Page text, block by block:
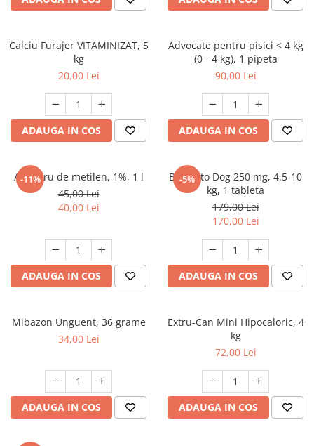
FRESH FARM
MY LOVE
RECOMPENSE
ACCESORII
DIETE VETERINARE
IGIENA SI COSMETICA
IGIENA OCHI SI URECHI
SAMPOANE
AFECTIUNI AURICULARE
AFECTIUNI DERMATOLOGICE
AFECTIUNI DIGESTIVE
AFECTIUNI OCULARE
AFECTIUNI URINARE
LAPTE PRAF
FARMINA
FRESH FARM
ACCESORII
DIETE VETERINARE
IGIENA SI COSMETICA
ASTERNUT SI LITIERE
IGIENA OCHI SI URECHI
SAMPOANE
RECOMPENSE
SUPLIMENTE
AFECTIUNI AURICULARE
AFECTIUNI DERMATOLOGICE
AFECTIUNI HEPATICE
AFECTIUNI OCULARE
IMUNITATE
Calciu Furajer VITAMINIZAT, 5
kg
20,00 Lei
ADAUGA IN COS
Advocate pentru pisici < 4 kg
(0 - 4 kg), 1 pipeta
90,00 Lei
ADAUGA IN COS
-11%
Albastru de metilen, 1%, 1 l
45,00 Lei
40,00 Lei
ADAUGA IN COS
-5%
Bravecto Dog 250 mg, 4.5-10
kg, 1 tableta
179,00 Lei
170,00 Lei
ADAUGA IN COS
Mibazon Unguent, 36 grame
34,00 Lei
ADAUGA IN COS
Extru-Can Mini Hipocaloric, 4
kg
72,00 Lei
ADAUGA IN COS